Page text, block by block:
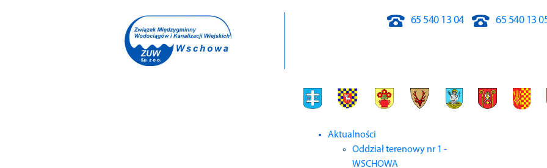
65 540 13 04
65 540 13
Aktualności
Oddział terenowy nr 1 -
WSCHOWA